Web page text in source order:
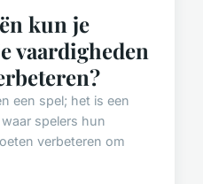
kun je
vaardigheden
een spel; het is een
spelers hun
verbeteren om